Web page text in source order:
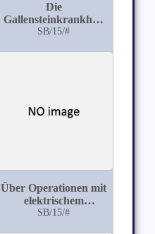
Die
Gallensteinkrankheit
in ihrer Beziehung zur
SB/15/#
Über Operationen mit
elektrischem
Lichtbogen und
SB/15/#